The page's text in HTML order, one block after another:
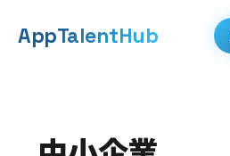
メ
AppTalentHub